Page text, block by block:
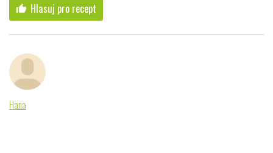
thumb_up Hlasuj pro recept
Hana